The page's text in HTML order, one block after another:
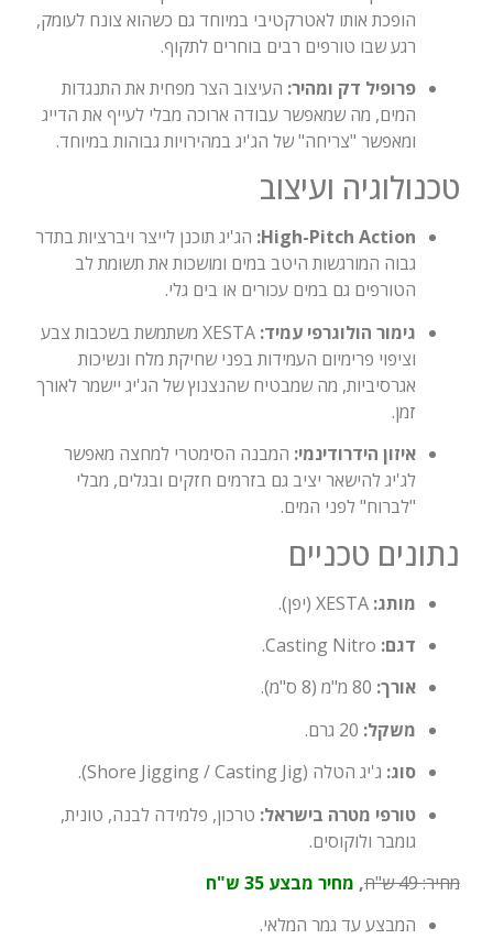
הופכת אותו לאטרקטיבי במיוחד גם כשהוא צונח לעומק,
רגע שבו טורפים רבים בוחרים לתקוף.
פרופיל דק ומהיר: העיצוב הצר מפחית את התנגדות
המים, מה שמאפשר עבודה ארוכה מבלי לעייף את הדייג
ומאפשר "צריחה" של הג'יג במהירויות גבוהות במיוחד.
טכנולוגיה ועיצוב
High-Pitch Action: הג'יג תוכנן לייצר ויברציות בתדר
גבוה המורגשות היטב במים ומושכות את תשומת לב
הטורפים גם במים עכורים או בים גלי.
גימור הולוגרפי עמיד:
XESTA משתמשת בשכבות צבע
וציפוי פרימיום העמידות בפני שחיקת מלח ונשיכות
אגרסיביות, מה שמבטיח שהנצנוץ של הג'יג יישמר לאורך
זמן.
איזון הידרודינמי: המבנה הסימטרי למחצה מאפשר
לג'יג להישאר יציב גם בזרמים חזקים ובגלים, מבלי
"לברוח" לפני המים.
נתונים טכניים
מותג:
דגם:
אורך:
משקל:
סוג: ג'יג הטלה (Shore Jigging / Casting Jig).
טורפי מטרה בישראל: טרכון, פלמידה לבנה, טונית,
גומבר ולוקוסים.
מחיר:
49ש"ח, מחיר מבצע 35 ש"ח
המבצע עד גמר המלאי.